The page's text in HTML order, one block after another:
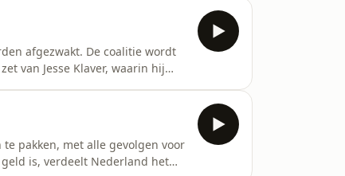
afgezwakt. De coalitie wordt
van Jesse Klaver, waarin hij
pakken, met alle gevolgen voor
is, verdeelt Nederland het